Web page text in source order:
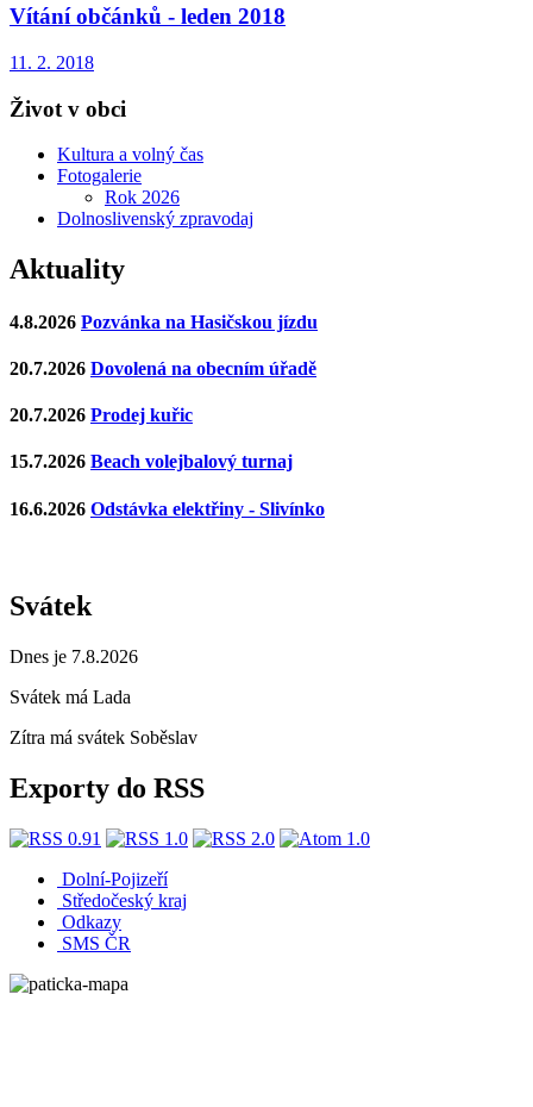
Vítání občánků - leden 2018
11. 2. 2018
Život v obci
Kultura a volný čas
Fotogalerie
Rok 2026
Dolnoslivenský zpravodaj
Aktuality
4.8.2026 Pozvánka na Hasičskou jízdu
20.7.2026 Dovolená na obecním úřadě
20.7.2026 Prodej kuřic
15.7.2026 Beach volejbalový turnaj
16.6.2026 Odstávka elektřiny - Slivínko
Svátek
Dnes je 7.8.2026
Svátek má Lada
Zítra má svátek Soběslav
Exporty do RSS
Dolní-Pojizeří
Středočeský kraj
Odkazy
SMS ČR